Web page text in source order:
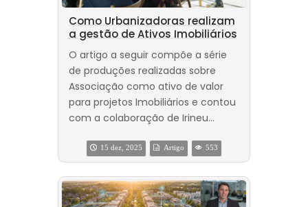
Como Urbanizadoras realizam
a gestão de Ativos Imobiliários
O artigo a seguir compõe a série
de produções realizadas sobre
Associação como ativo de valor
para projetos Imobiliários e contou
com a colaboração de Irineu...
15 dez, 2025 Artigo 553